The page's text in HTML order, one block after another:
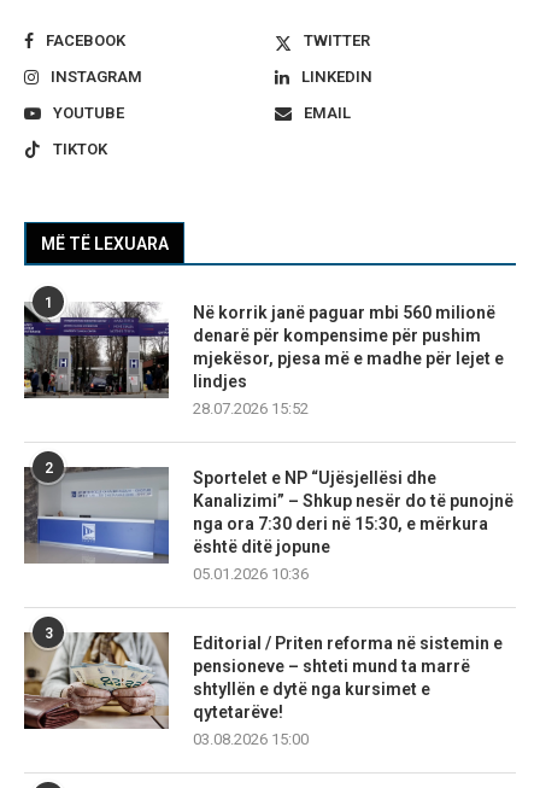
FACEBOOK
TWITTER
INSTAGRAM
LINKEDIN
YOUTUBE
EMAIL
TIKTOK
MË TË LEXUARA
1
Në korrik janë paguar mbi 560 milionë
denarë për kompensime për pushim
mjekësor, pjesa më e madhe për lejet e
lindjes
28.07.2026 15:52
2
Sportelet e NP “Ujësjellësi dhe
Kanalizimi” – Shkup nesër do të punojnë
nga ora 7:30 deri në 15:30, e mërkura
është ditë jopune
05.01.2026 10:36
3
Editorial / Priten reforma në sistemin e
pensioneve – shteti mund ta marrë
shtyllën e dytë nga kursimet e
qytetarëve!
03.08.2026 15:00